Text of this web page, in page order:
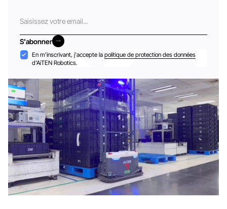
S'abonner
S'abonner
Acceptation
En m'inscrivant, j'accepte la politique de protection des données
d'AiTEN Robotics.